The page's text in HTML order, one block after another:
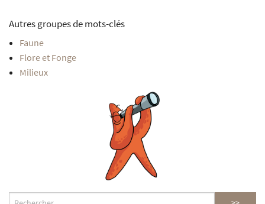
Autres groupes de mots-clés
Faune
Flore et Fonge
Milieux